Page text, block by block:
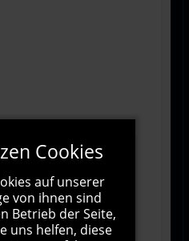
Cookies
auf unserer
von ihnen sind
Betrieb der Seite,
uns helfen, diese